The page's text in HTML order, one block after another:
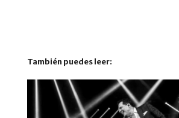
También puedes leer: